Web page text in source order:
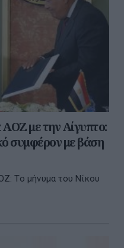
με την Αίγυπτο:
συμφέρον με βάση
Το μήνυμα του Νίκου